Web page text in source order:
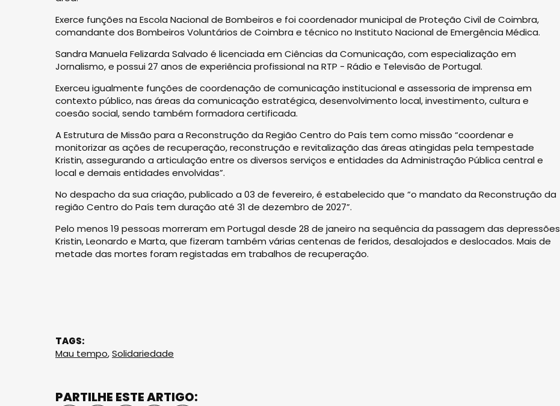
Exerce funções na Escola Nacional de Bombeiros e foi coordenador municipal de Proteção Civil de Coimbra,
comandante dos Bombeiros Voluntários de Coimbra e técnico no Instituto Nacional de Emergência Médica.
Sandra Manuela Felizarda Salvado é licenciada em Ciências da Comunicação, com especialização em
Jornalismo, e possui 27 anos de experiência profissional na RTP - Rádio e Televisão de Portugal.
Exerceu igualmente funções de coordenação de comunicação institucional e assessoria de imprensa em
contexto público, nas áreas da comunicação estratégica, desenvolvimento local, investimento, cultura e
coesão social, sendo também formadora certificada.
A Estrutura de Missão para a Reconstrução da Região Centro do País tem como missão “coordenar e
monitorizar as ações de recuperação, reconstrução e revitalização das áreas atingidas pela tempestade
Kristin, assegurando a articulação entre os diversos serviços e entidades da Administração Pública central e
local e demais entidades envolvidas”.
No despacho da sua criação, publicado a 03 de fevereiro, é estabelecido que “o mandato da Reconstrução da
região Centro do País tem duração até 31 de dezembro de 2027”.
Pelo menos 19 pessoas morreram em Portugal desde 28 de janeiro na sequência da passagem das depressões
Kristin, Leonardo e Marta, que fizeram também várias centenas de feridos, desalojados e deslocados. Mais de
metade das mortes foram registadas em trabalhos de recuperação.
TAGS:
Mau tempo,Solidariedade
PARTILHE ESTE ARTIGO: